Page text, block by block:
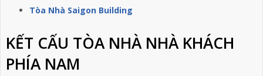
Tòa Nhà Saigon Building
KẾT CẤU TÒA NHÀ NHÀ KHÁCH
PHÍA NAM